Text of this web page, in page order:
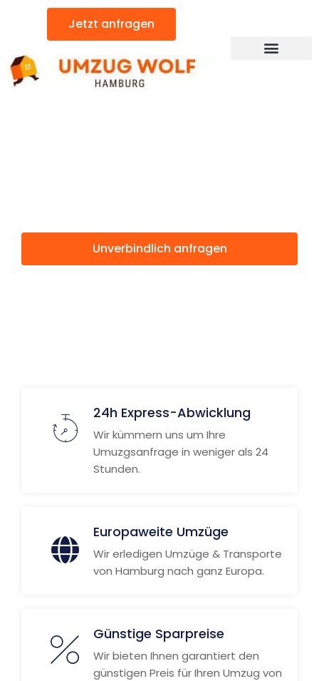
Jetzt anfragen
Unverbindlich anfragen
24h Express-Abwicklung
Wir kümmern uns um Ihre
Umuzgsanfrage in weniger als 24
Stunden.
Europaweite Umzüge
Wir erledigen Umzüge & Transporte
von Hamburg nach ganz Europa.
Günstige Sparpreise
Wir bieten Ihnen garantiert den
günstigen Preis für Ihren Umzug von